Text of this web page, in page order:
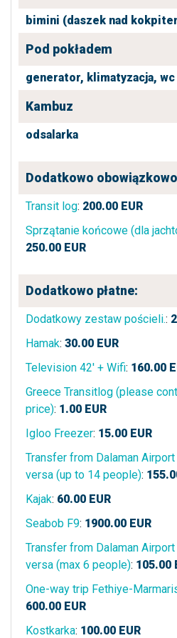
bimini (daszek nad
Pod pokładem
generator, klimatyzacja,
Kambuz
odsalarka
Dodatkowo
Transit log: 200.00 EUR
Sprzątanie końcowe (dla
250.00 EUR
Dodatkowo płatne:
Dodatkowy zestaw pościeli.:
Hamak: 30.00 EUR
Television 42' + Wifi: 160.00
Greece Transitlog (please
price): 1.00 EUR
Igloo Freezer: 15.00 EUR
Transfer from Dalaman
versa (up to 14 people):
Kajak: 60.00 EUR
Seabob F9: 1900.00 EUR
Transfer from Dalaman
versa (max 6 people): 105.00
One-way trip Fethiye-
600.00 EUR
Kostkarka: 100.00 EUR